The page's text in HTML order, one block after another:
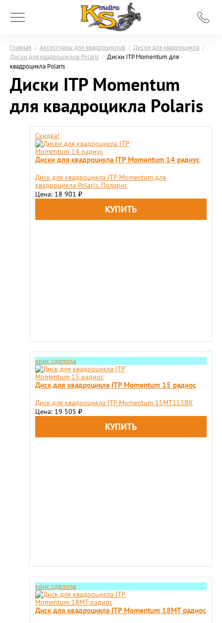
Главная / Аксессуары для квадроциклов / Диски для квадроцикла /
Диски для квадроциклов Polaris / Диски ITP Momentum для
квадроцикла Polaris
Диски ITP Momentum
для квадроцикла Polaris
Скидка!
Диски для квадроцикла ITP Momentum 14 радиус
Диск для квадроцикла ITP Momentum для
квадроцикла Polaris. Поларис
Цена: 18 901 ₽
крис сделола
Диск для квадроцикла ITP Momentum 15 радиос
Диск для квадроцикла ITP Momentum 15MT113BX
Цена: 19 505 ₽
крис сделола
Диск для квадроцикла ITP Momentum 18MT радиос